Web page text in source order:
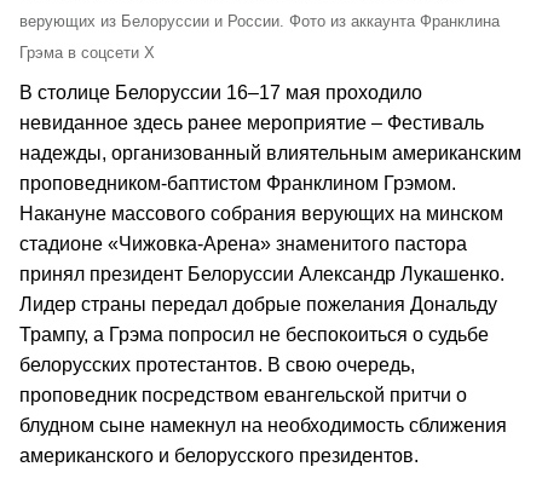
верующих из Белоруссии и России. Фото из аккаунта Франклина
Грэма в соцсети X
В столице Белоруссии 16–17 мая проходило
невиданное здесь ранее мероприятие – Фестиваль
надежды, организованный влиятельным американским
проповедником-баптистом Франклином Грэмом.
Накануне массового собрания верующих на минском
стадионе «Чижовка-Арена» знаменитого пастора
принял президент Белоруссии Александр Лукашенко.
Лидер страны передал добрые пожелания Дональду
Трампу, а Грэма попросил не беспокоиться о судьбе
белорусских протестантов. В свою очередь,
проповедник посредством евангельской притчи о
блудном сыне намекнул на необходимость сближения
американского и белорусского президентов.